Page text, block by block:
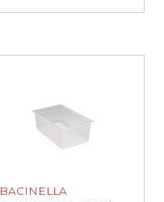
BACINELLA